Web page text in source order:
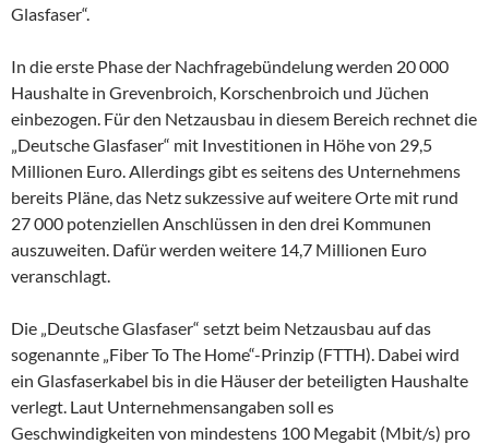
Glasfaser“.
In die erste Phase der Nachfragebündelung werden 20 000
Haushalte in Grevenbroich, Korschenbroich und Jüchen
einbezogen. Für den Netzausbau in diesem Bereich rechnet die
„Deutsche Glasfaser“ mit Investitionen in Höhe von 29,5
Millionen Euro. Allerdings gibt es seitens des Unternehmens
bereits Pläne, das Netz sukzessive auf weitere Orte mit rund
27 000 potenziellen Anschlüssen in den drei Kommunen
auszuweiten. Dafür werden weitere 14,7 Millionen Euro
veranschlagt.
Die „Deutsche Glasfaser“ setzt beim Netzausbau auf das
sogenannte „Fiber To The Home“-Prinzip (FTTH). Dabei wird
ein Glasfaserkabel bis in die Häuser der beteiligten Haushalte
verlegt. Laut Unternehmensangaben soll es
Geschwindigkeiten von mindestens 100 Megabit (Mbit/s) pro